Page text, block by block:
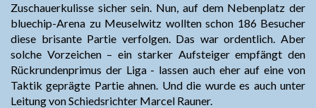
Zuschauerkulisse sicher sein. Nun, auf dem Nebenplatz der
bluechip-Arena zu Meuselwitz wollten schon 186 Besucher
diese brisante Partie verfolgen. Das war ordentlich. Aber
solche Vorzeichen – ein starker Aufsteiger empfängt den
Rückrundenprimus der Liga - lassen auch eher auf eine von
Taktik geprägte Partie ahnen. Und die wurde es auch unter
Leitung von Schiedsrichter Marcel Rauner.